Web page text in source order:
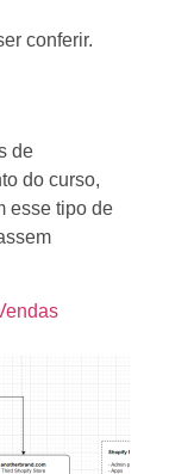
conferir.
de
do curso,
esse tipo de